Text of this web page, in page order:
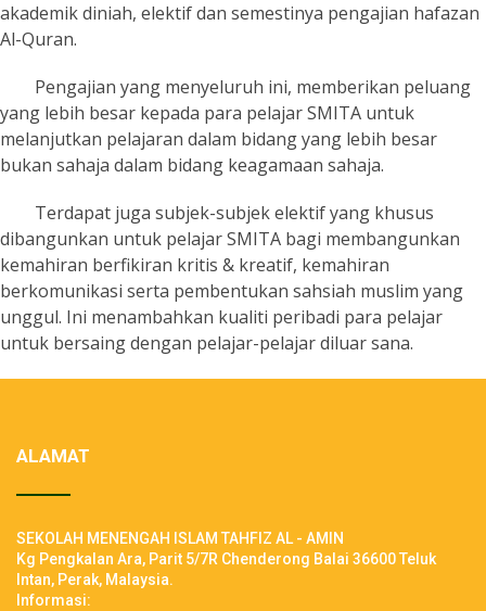
akademik diniah, elektif dan semestinya pengajian hafazan
Al-Quran.
Pengajian yang menyeluruh ini, memberikan peluang
yang lebih besar kepada para pelajar SMITA untuk
melanjutkan pelajaran dalam bidang yang lebih besar
bukan sahaja dalam bidang keagamaan sahaja.
Terdapat juga subjek-subjek elektif yang khusus
dibangunkan untuk pelajar SMITA bagi membangunkan
kemahiran berfikiran kritis & kreatif, kemahiran
berkomunikasi serta pembentukan sahsiah muslim yang
unggul. Ini menambahkan kualiti peribadi para pelajar
untuk bersaing dengan pelajar-pelajar diluar sana.
ALAMAT
SEKOLAH MENENGAH ISLAM TAHFIZ AL - AMIN
Kg Pengkalan Ara, Parit 5/7R Chenderong Balai 36600 Teluk
Intan, Perak, Malaysia.
Informasi: